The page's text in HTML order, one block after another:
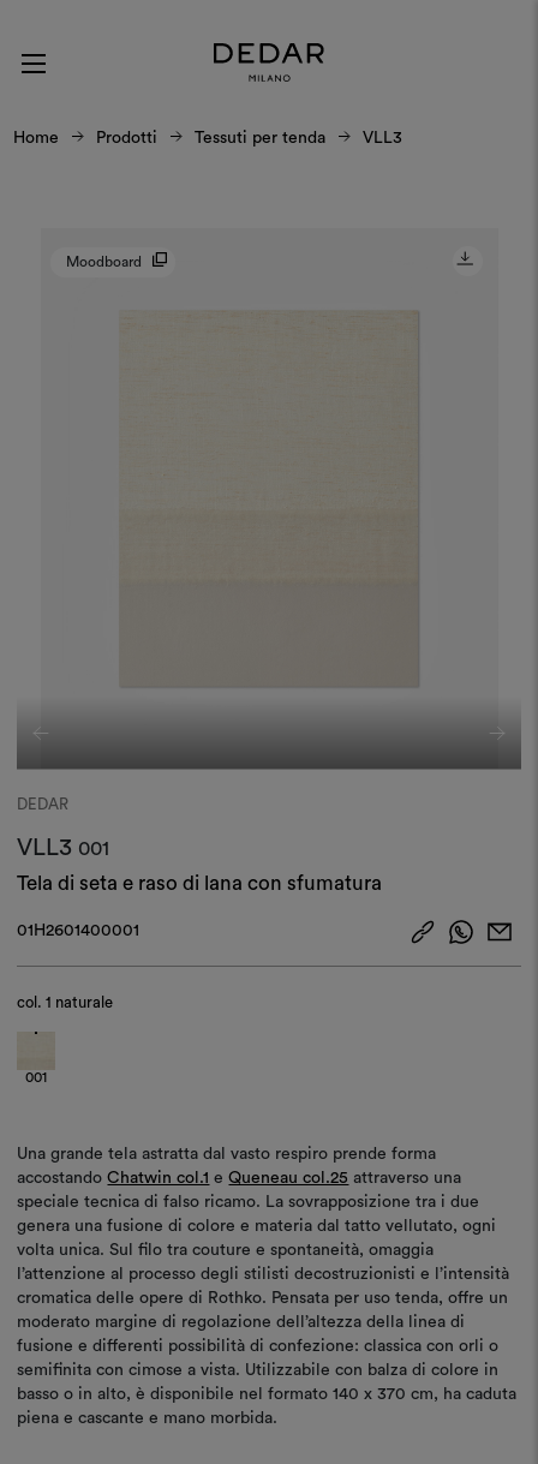
Home Prodotti Tessuti per tenda VLL3
Moodboard
DEDAR
VLL3 001
Tela di seta e raso di lana con sfumatura
01H2601400001
col.1 naturale
001
Una grande tela astratta dal vasto respiro prende forma
accostandoChatwin col.1 eQueneau col.25 attraverso una
speciale tecnica di falso ricamo. La sovrapposizione tra i due
genera una fusione di colore e materia dal tatto vellutato, ogni
volta unica. Sul filo tra couture e spontaneità, omaggia
l’attenzione al processo degli stilisti decostruzionisti e l’intensità
cromatica delle opere di Rothko. Pensata per uso tenda, offre un
moderato margine di regolazione dell’altezza della linea di
fusione e differenti possibilità di confezione: classica con orli o
semifinita con cimose a vista. Utilizzabile con balza di colore in
basso o in alto, è disponibile nel formato 140 x 370 cm, ha caduta
piena e cascante e mano morbida.